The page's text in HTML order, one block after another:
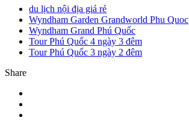
du lịch nội địa giá rẻ
Wyndham Garden Grandworld Phu Quoc
Wyndham Grand Phú Quốc
Tour Phú Quốc 4 ngày 3 đêm
Tour Phú Quốc 3 ngày 2 đêm
Share